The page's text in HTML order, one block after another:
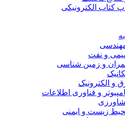
کتاب الکترونیکی
و نفت
و زمین شناسی
و الکترونیک
و فناوری اطلاعات
زیست و ایمنی